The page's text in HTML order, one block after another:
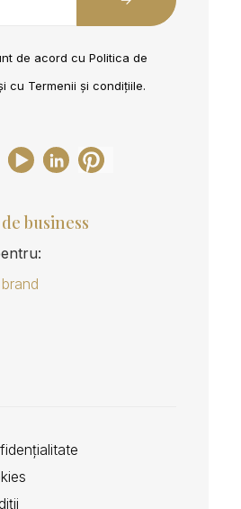
de acord cuPolitica de
cu Termenii și condițiile.
business